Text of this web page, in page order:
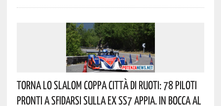
Torna Lo Slalom Coppa Città Di Ruoti: 78 Piloti
Pronti A Sfidarsi Sulla Ex SS7 Appia. In Bocca Al